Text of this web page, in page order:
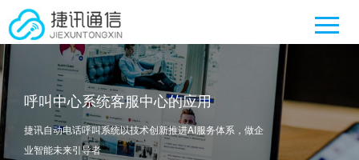
呼叫中心系统客服中心的应用
捷讯自动电话呼叫系统以技术创新推进AI服务体系，做企
业智能未来引导者